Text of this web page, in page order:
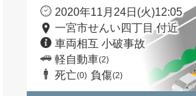
2020年11月24日(火)12:05
一宮市せんい四丁目 付近
車両相互 小破事故
軽自動車(2)
死亡(0) 負傷(2)